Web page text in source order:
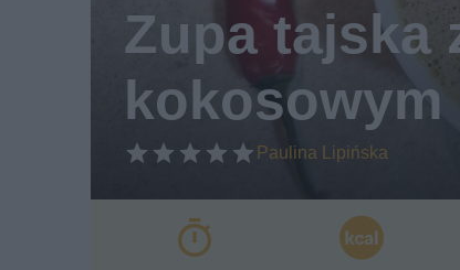
Zupa tajska
Paulina Lipińska